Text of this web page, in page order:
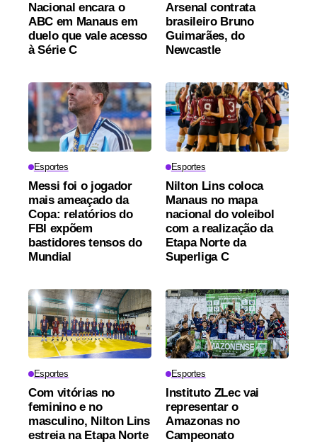
Nacional encara o
ABC em Manaus em
duelo que vale acesso
à Série C
Arsenal contrata
brasileiro Bruno
Guimarães, do
Newcastle
Esportes
Messi foi o jogador
mais ameaçado da
Copa: relatórios do
FBI expõem
bastidores tensos do
Mundial
Esportes
Nilton Lins coloca
Manaus no mapa
nacional do voleibol
com a realização da
Etapa Norte da
Superliga C
Esportes
Com vitórias no
feminino e no
masculino, Nilton Lins
estreia na Etapa Norte
Esportes
Instituto ZLec vai
representar o
Amazonas no
Campeonato